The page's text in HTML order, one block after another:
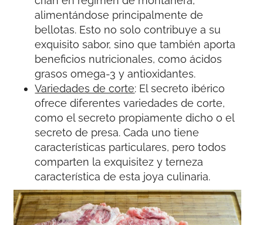
alimentándose principalmente de
bellotas. Esto no solo contribuye a su
exquisito sabor, sino que también aporta
beneficios nutricionales, como ácidos
grasos omega-3 y antioxidantes.
Variedades de corte: El secreto ibérico
ofrece diferentes variedades de corte,
como el secreto propiamente dicho o el
secreto de presa. Cada uno tiene
características particulares, pero todos
comparten la exquisitez y terneza
característica de esta joya culinaria.